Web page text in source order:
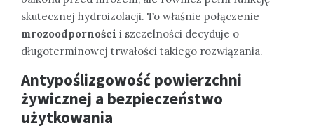
skutecznej hydroizolacji. To właśnie połączenie
mrozoodporności i szczelności decyduje o
długoterminowej trwałości takiego rozwiązania.
Antypoślizgowość powierzchni
żywicznej a bezpieczeństwo
użytkowania